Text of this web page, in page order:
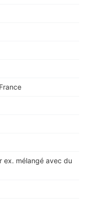
ex. mélangé avec du